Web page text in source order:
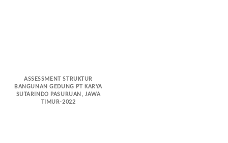
ASSESSMENT STRUKTUR
BANGUNAN GEDUNG PT KARYA
SUTARINDO PASURUAN, JAWA
TIMUR-2022